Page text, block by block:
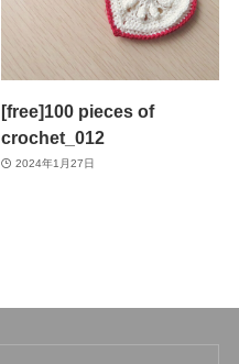
[free]100 pieces of
crochet_012
2024年1月27日